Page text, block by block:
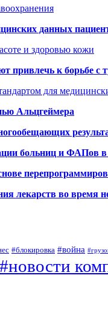
данных
и здоровью кожи
привлечь к борьбе с
для
Альцгеймера
больниц и ФАПов в
лекарств во время
#блокировка #война
#новости